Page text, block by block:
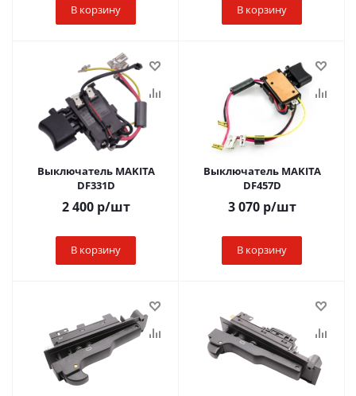
В корзину В корзину
Выключатель MAKITA
DF331D
2 400р/шт
В корзину
Выключатель MAKITA
DF457D
3 070р/шт
В корзину